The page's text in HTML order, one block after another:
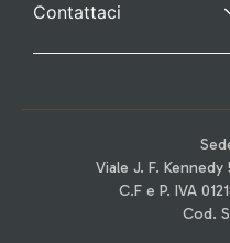
Contattaci
Viale J. F.
C.F e P. IVA
Cod.